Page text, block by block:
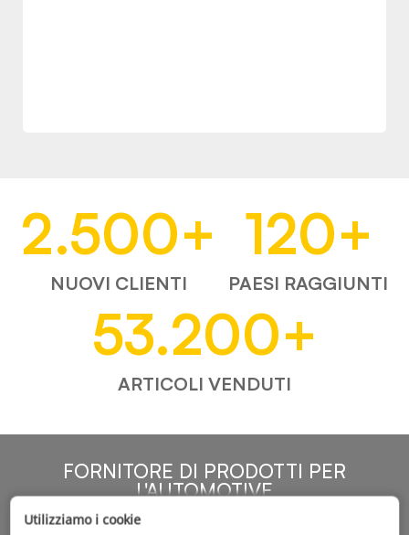
2.500+
NUOVI CLIENTI
120+
PAESI RAGGIUNTI
53.200+
ARTICOLI VENDUTI
FORNITORE DI PRODOTTI PER
L'AUTOMOTIVE
Utilizziamo i cookie